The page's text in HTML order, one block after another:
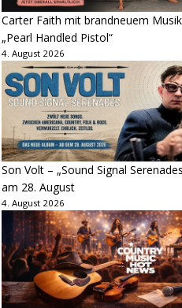
Carter Faith mit brandneuem
„Pearl Handled Pistol“
4. August 2026
Son Volt – „Sound Signal
am 28. August
4. August 2026